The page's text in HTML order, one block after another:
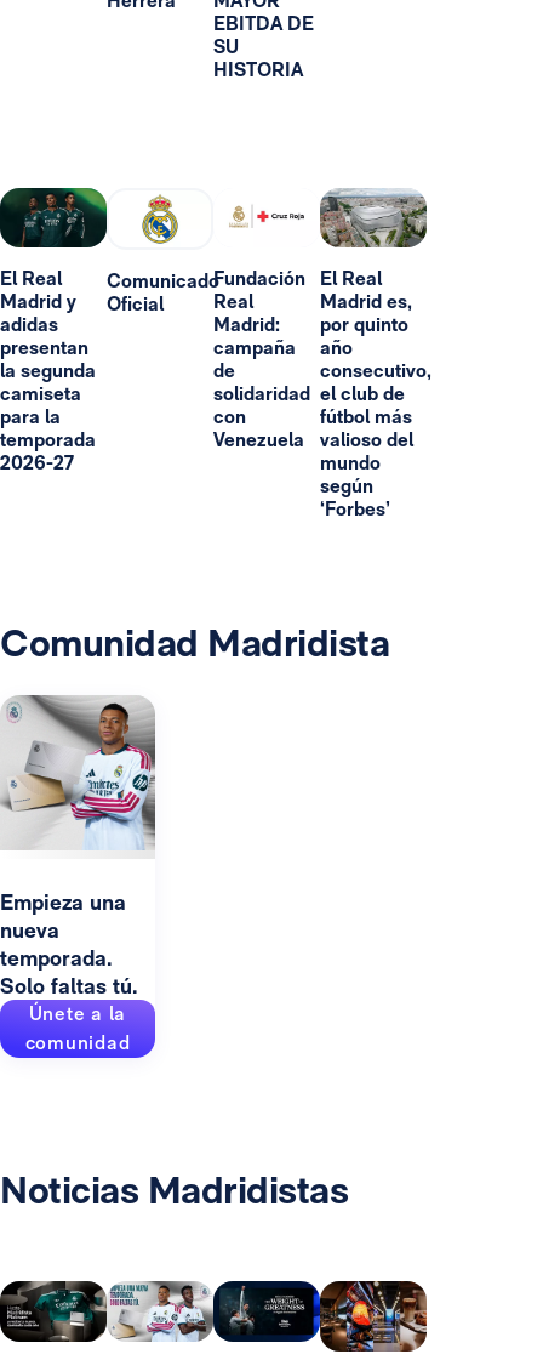
EBITDA DE
SU
HISTORIA
El Real
Madrid y
adidas
presentan
la segunda
camiseta
para la
temporada
2026-27
Comunicado
Oficial
Fundación
Real
Madrid:
campaña
de
solidaridad
con
Venezuela
El Real
Madrid es,
por quinto
año
consecutivo,
el club de
fútbol más
valioso del
mundo
según
‘Forbes’
Comunidad Madridista
Empieza una
nueva
temporada.
Solo faltas tú.
Únete a la
comunidad
Noticias Madridistas